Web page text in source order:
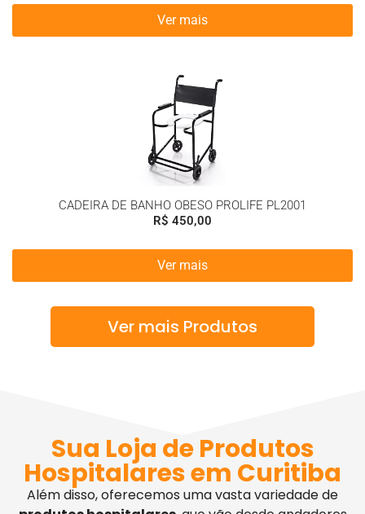
Ver mais
CADEIRA DE BANHO OBESO PROLIFE PL2001
R$ 450,00
Ver mais
Ver mais Produtos
Sua Loja de Produtos
Hospitalares em Curitiba
Além disso, oferecemos uma vasta variedade de